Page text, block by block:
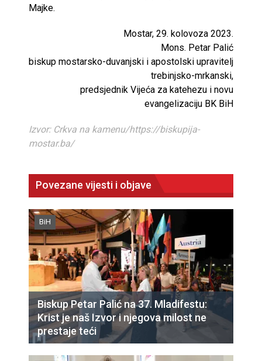
Majke.
Mostar, 29. kolovoza 2023.
Mons. Petar Palić
biskup mostarsko-duvanjski i apostolski upravitelj
trebinjsko-mrkanski,
predsjednik Vijeća za katehezu i novu
evangelizaciju BK BiH
Izvor: Crkva na kamenu/https://biskupija-
mostar.ba/
Povezane vijesti i objave
BiH
Biskup Petar Palić na 37. Mladifestu:
Krist je naš Izvor i njegova milost ne
prestaje teći